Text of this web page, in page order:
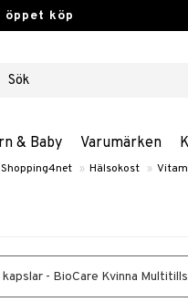
öppet köp
& Baby Varumärken
Shopping4net » Hälsokost »
- BioCare Kvinna